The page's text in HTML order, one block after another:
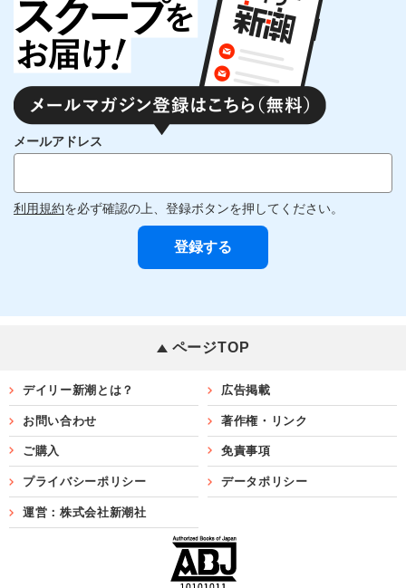
メールアドレス
利用規約を必ず確認の上、登録ボタンを押してください。
ページTOP
デイリー新潮とは？ 広告掲載
お問い合わせ 著作権・リンク
ご購入 免責事項
プライバシーポリシー データポリシー
運営：株式会社新潮社